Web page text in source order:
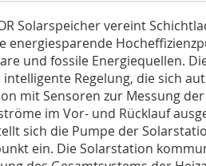
Solarspeicher vereint
energiesparende
und fossile Energiequellen.
intelligente Regelung, die sich
mit Sensoren zur Messung
im Vor- und Rücklauf
sich die Pumpe der
ein. Die Solarstation